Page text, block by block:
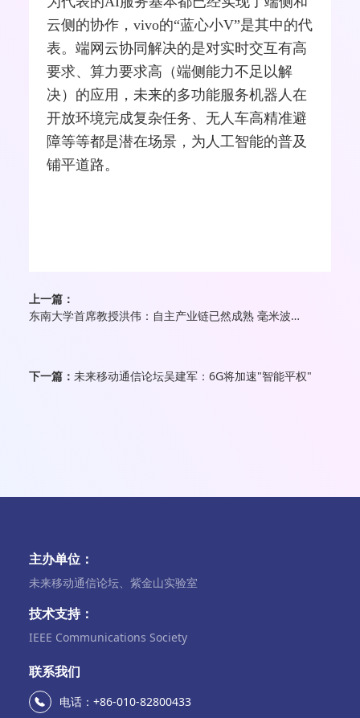
云侧的协作，vivo的“蓝心小V”是其中的代
表。端网云协同解决的是对实时交互有高
要求、算力要求高（端侧能力不足以解
决）的应用，未来的多功能服务机器人在
开放环境完成复杂任务、无人车高精准避
障等等都是潜在场景，为人工智能的普及
铺平道路。
上一篇：
东南大学首席教授洪伟：自主产业链已然成熟 毫米波迎来商用元年
下一篇： 未来移动通信论坛吴建军：6G将加速"智能平权"
主办单位：
未来移动通信论坛、紫金山实验室
技术支持：
IEEE Communications Society
联系我们
电话：+86-010-82800433